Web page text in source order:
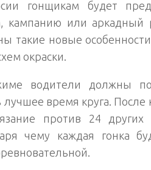
гонщикам будет
кампанию или аркадный
такие новые
окраски.
водители должны
лучшее время круга.
против 24
чему каждая гонка